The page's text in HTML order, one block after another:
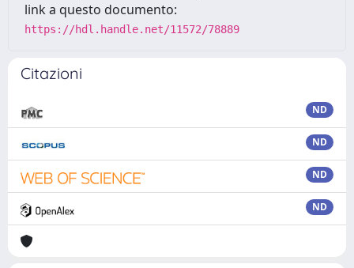
link a questo documento:
https://hdl.handle.net/11572/78889
Citazioni
ND
ND
ND
ND